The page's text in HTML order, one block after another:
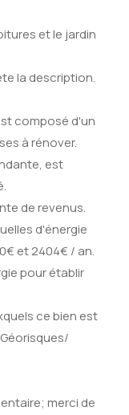
et le jardin
la description.
composé d'un
à rénover.
est
de revenus.
d'énergie
et 2404€ / an.
pour établir
ce bien est
merci de